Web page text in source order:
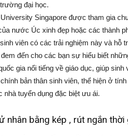
đại học.
Singapore được tham gia
nước Úc xinh đẹp hoặc các thành
viên có các trải nghiệm này và hỗ
đến cho các bạn sự hiểu biết
gia nổi tiếng về giáo dục, giúp sinh
bản thân sinh viên, thể hiện ở
nhà tuyển dụng đặc biệt ưu ái.
nhân bằng kép , rút ngắn thời